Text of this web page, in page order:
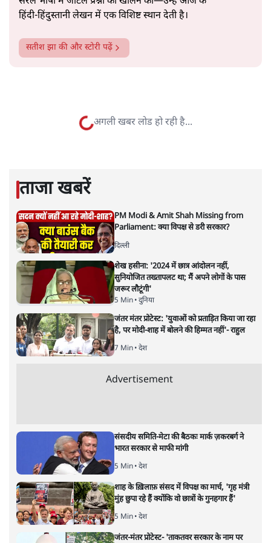
सत्य हिन्दी ऐपडाउनलोडकरें
विश्लेषणात्मक और मानवीय स्वरों में से एक हैं। शिक्षा, समाज,
नतीजों पर परदे डालता घोषणा प्रधान
बजट!
अर्थतंत्र| अनन्त मित्तल| 1 FEB, 2026
यह बजट नीतिगत नतीजों से ज़्यादा घोषणाओं पर टिका क्यों दिखता
है? आंकड़ों, ज़मीनी हकीकत और वादों के बीच घोषणा-प्रधान बजट
की आलोचनात्मक पड़ताल।